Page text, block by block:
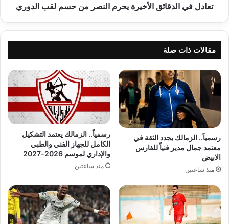
الدوري
تعادل في الدقائق الأخيرة يحرم النصر من حسم لقب الدوري
مقالات ذات صلة
رسمياً.. الزمالك يجدد الثقة في
معتمد جمال مدير فنياً للفارس
الابيض
منذ ساعتين
رسمياً.. الزمالك يعتمد التشكيل
الكامل للجهاز الفني والطبي
والإداري لموسم 2026-2027
منذ ساعتين